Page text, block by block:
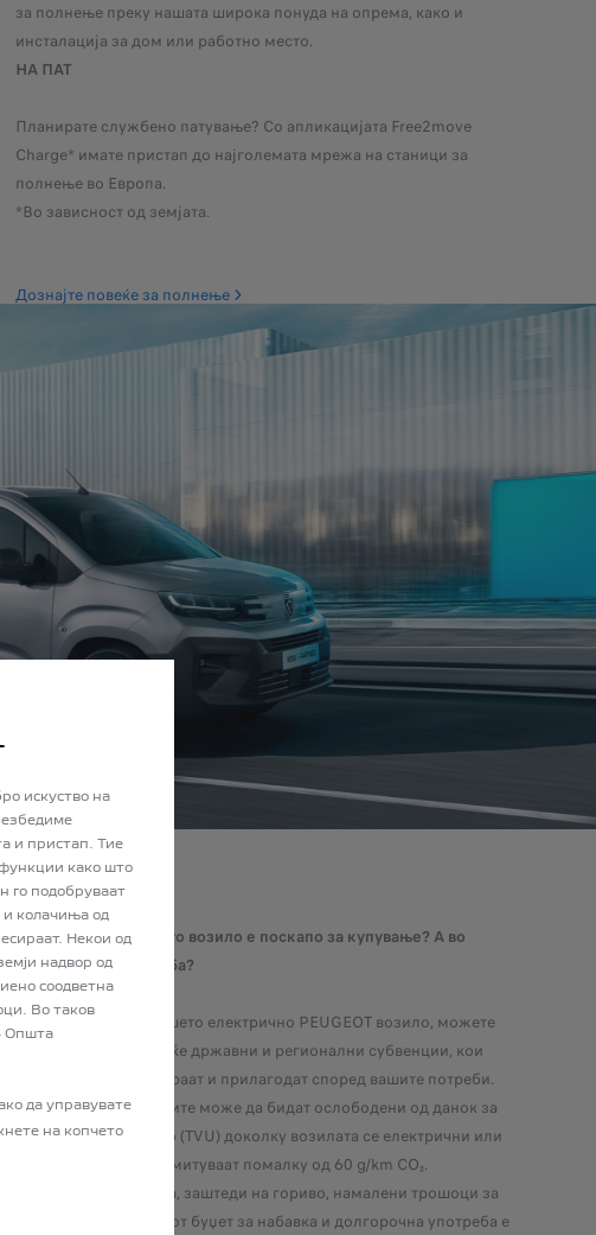
за полнење преку нашата широка понуда на опрема, како и
инсталација за дом или работно место.
НА ПАТ
Планирате службено патување? Со апликацијата Free2move
Charge* имате пристап до најголемата мрежа на станици за
полнење во Европа.
*Во зависност од земјата.
Дознајте повеќе за полнење
основа на која новите возила се одобруваат од 1 септември 2018
3. Дали електричното возило е поскапо за купување? А во
секојдневна употреба?
При купување на Вашето електрично PEUGEOT возило, можете
да искористите повеќе државни и регионални субвенции, кои
може да се комбинираат и прилагодат според вашите потреби.
На пример, компаниите може да бидат ослободени од данок за
користење на возило (TVU) доколку возилата се електрични или
plug-in хибридни и емитуваат помалку од 60 g/km CO₂.
Даночни олеснувања, заштеди на гориво, намалени трошоци за
одржување... вкупниот буџет за набавка и долгорочна употреба е
искуство на
и пристап. Тие
како што
го подобруваат
колачиња од
Некои од
надвор од
соодветна
Во таков
Општа
да управувате
на копчето